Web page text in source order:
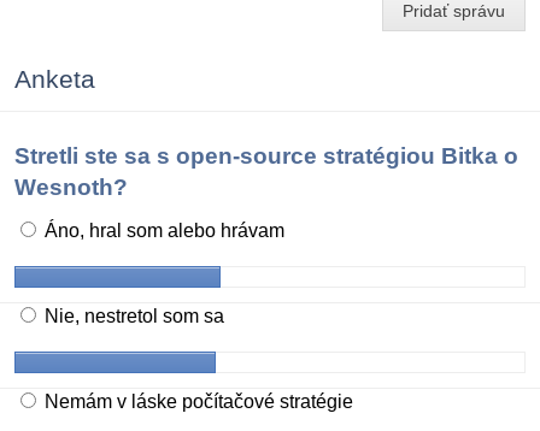
Pridať správu
Anketa
Stretli ste sa s open-source stratégiou Bitka o
Wesnoth?
Áno, hral som alebo hrávam
Nie, nestretol som sa
Nemám v láske počítačové stratégie